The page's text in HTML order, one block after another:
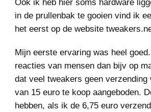
Ook ik heb hier soms hardware
in de prullenbak te gooien vind ik
het eerst op de website
Mijn eerste ervaring was heel
reacties van mensen dan bijv op
dat veel tweakers geen
van 15 euro te koop aangeboden.
hebben, als ik de 6,75 euro